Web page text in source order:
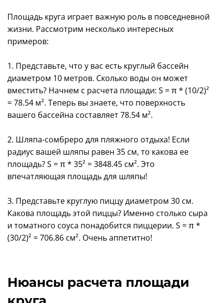
Площадь круга играет важную роль в повседневной
жизни. Рассмотрим несколько интересных
примеров:
1. Представьте, что у вас есть круглый бассейн
диаметром 10 метров. Сколько воды он может
вместить? Начнем с расчета площади: S = π * (10/2)²
= 78.54 м². Теперь вы знаете, что поверхность
вашего бассейна составляет 78.54 м².
2. Шляпа-сомбреро для пляжного отдыха! Если
радиус вашей шляпы равен 35 см, то какова ее
площадь? S = π * 35² = 3848.45 см². Это
впечатляющая площадь для шляпы!
3. Представьте круглую пиццу диаметром 30 см.
Какова площадь этой пиццы? Именно столько сыра
и томатного соуса понадобится пиццерии. S = π *
(30/2)² = 706.86 см². Очень аппетитно!
Нюансы расчета площади